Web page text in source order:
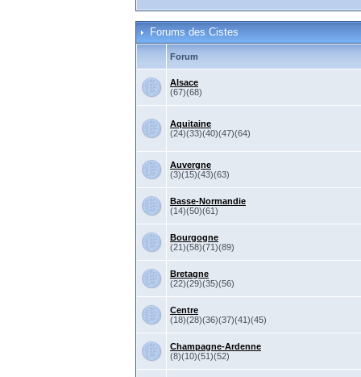
Forums des Cistes
Forum
Alsace
(67)(68)
Aquitaine
(24)(33)(40)(47)(64)
Auvergne
(3)(15)(43)(63)
Basse-Normandie
(14)(50)(61)
Bourgogne
(21)(58)(71)(89)
Bretagne
(22)(29)(35)(56)
Centre
(18)(28)(36)(37)(41)(45)
Champagne-Ardenne
(8)(10)(51)(52)